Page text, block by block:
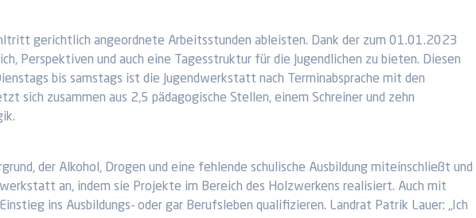
gerichtlich angeordnete Arbeitsstunden ableisten. Dank der zum 01.01.2023
Perspektiven und auch eine Tagesstruktur für die Jugendlichen zu bieten. Diesen
bis samstags ist die Jugendwerkstatt nach Terminabsprache mit den
sich zusammen aus 2,5 pädagogische Stellen, einem Schreiner und zehn
der Alkohol, Drogen und eine fehlende schulische Ausbildung miteinschließt und
an, indem sie Projekte im Bereich des Holzwerkens realisiert. Auch mit
ins Ausbildungs- oder gar Berufsleben qualifizieren. Landrat Patrik Lauer: „Ich